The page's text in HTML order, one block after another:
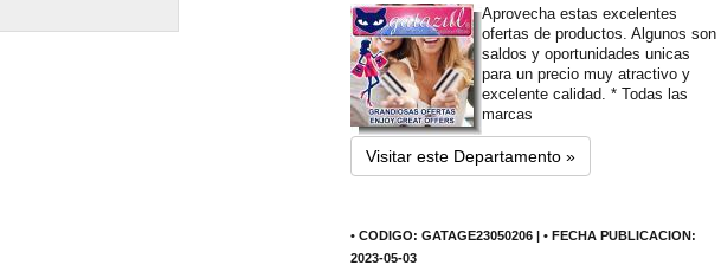
Aprovecha estas excelentes
ofertas de productos. Algunos son
saldos y oportunidades unicas
para un precio muy atractivo y
excelente calidad. * Todas las
marcas
Visitar este Departamento »
• CODIGO: GATAGE23050206 | • FECHA PUBLICACION:
2023-05-03